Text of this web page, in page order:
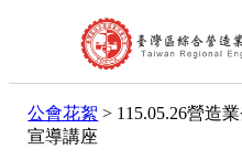
首頁
公會簡介
組織架構
公會花絮 > 115.05.26營造
宣導講座